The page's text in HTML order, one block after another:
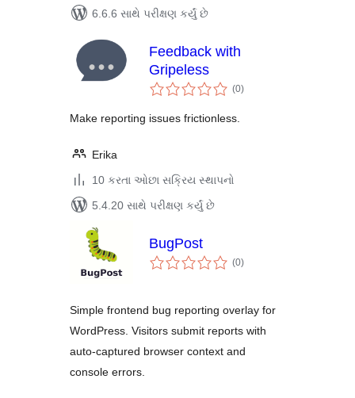
6.6.6 સાથે પરીક્ષણ કર્યું છે
Feedback with
Gripeless
(0કુલ
રેટિંગ્સ
)
Make reporting issues frictionless.
Erika
10 કરતા ઓછા સક્રિય સ્થાપનો
5.4.20 સાથે પરીક્ષણ કર્યું છે
BugPost
(0કુલ
રેટિંગ્સ
)
Simple frontend bug reporting overlay for
WordPress. Visitors submit reports with
auto-captured browser context and
console errors.